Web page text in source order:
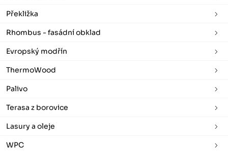
Překližka
Rhombus - fasádní obklad
Evropský modřín
ThermoWood
Palivo
Terasa z borovice
Lasury a oleje
WPC